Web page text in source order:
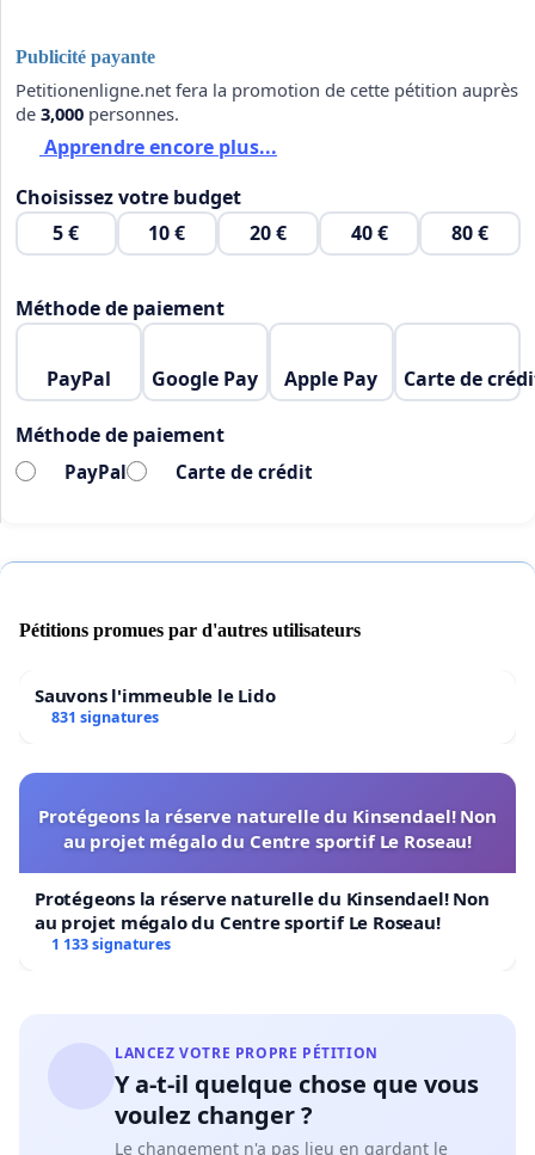
Publicité payante
Petitionenligne.net fera la promotion de cette pétition auprès
de 3,000 personnes.
Apprendre encore plus...
Choisissez votre budget
5 €
10 € 20 € 40 € 80 €
Méthode de paiement
PayPal Google Pay Apple Pay Carte de
Méthode de paiement
PayPal Carte de crédit
Pétitions promues par d'autres utilisateurs
Sauvons l'immeuble le Lido
831 signatures
Protégeons la réserve naturelle du Kinsendael! Non
au projet mégalo du Centre sportif Le Roseau!
Protégeons la réserve naturelle du Kinsendael! Non
au projet mégalo du Centre sportif Le Roseau!
1 133 signatures
LANCEZ VOTRE PROPRE PÉTITION
Y a-t-il quelque chose que vous
voulez changer ?
Le changement n'a pas lieu en gardant le